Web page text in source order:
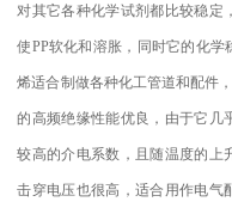
对其它各种化学试剂都比较稳定
使PP软化和溶胀，同时它的化学
烯适合制做各种化工管道和配件
的高频绝缘性能优良，由于它几
较高的介电系数，且随温度的上
击穿电压也很高，适合用作电气